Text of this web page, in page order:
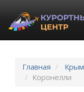
Главная Крым
Коронелли